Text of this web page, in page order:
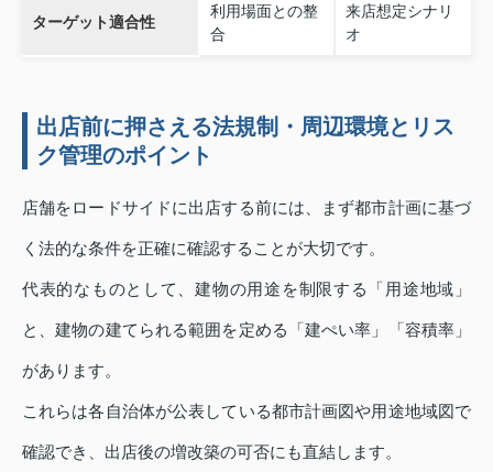
ターゲット適合性
利用場面との整
合
来店想定シナリ
オ
出店前に押さえる法規制・周辺環境とリス
ク管理のポイント
店舗をロードサイドに出店する前には、まず都市計画に基づ
く法的な条件を正確に確認することが大切です。
代表的なものとして、建物の用途を制限する「用途地域」
と、建物の建てられる範囲を定める「建ぺい率」「容積率」
があります。
これらは各自治体が公表している都市計画図や用途地域図で
確認でき、出店後の増改築の可否にも直結します。